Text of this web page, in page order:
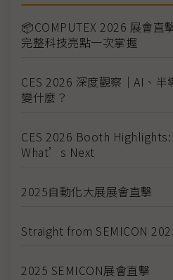
📦COMPUTEX 2026 展會直
完整科技亮點一次掌握
CES 2026 深度觀察｜AI、
變什麼？
CES 2026 Booth
What’s Next
2025自動化大展展會直擊
Straight from SEMICON
2025 SEMICON展會直擊